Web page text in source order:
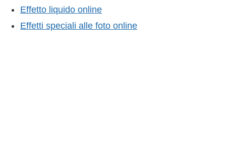
Effetto liquido online
Effetti speciali alle foto online